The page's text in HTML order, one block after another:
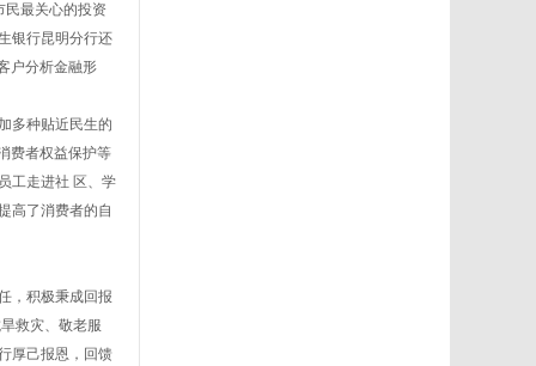
民最关心的投资
银行昆明分行还
户分析金融形
多种贴近民生的
费者权益保护等
工走进社 区、学
高了消费者的自
，积极秉成回报
救灾、敬老服
厚己报恩，回馈